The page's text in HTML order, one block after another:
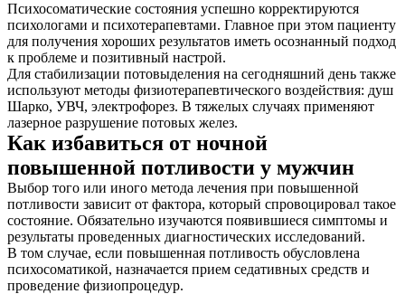
Психосоматические состояния успешно корректируются
психологами и психотерапевтами. Главное при этом пациенту
для получения хороших результатов иметь осознанный подход
к проблеме и позитивный настрой.
Для стабилизации потовыделения на сегодняшний день также
используют методы физиотерапевтического воздействия: душ
Шарко, УВЧ, электрофорез. В тяжелых случаях применяют
лазерное разрушение потовых желез.
Как избавиться от ночной
повышенной потливости у мужчин
Выбор того или иного метода лечения при повышенной
потливости зависит от фактора, который спровоцировал такое
состояние. Обязательно изучаются появившиеся симптомы и
результаты проведенных диагностических исследований.
В том случае, если повышенная потливость обусловлена
психосоматикой, назначается прием седативных средств и
проведение физиопроцедур.